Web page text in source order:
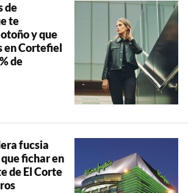
de
te
y que
en Cortefiel
de
fucsia
fichar en
de El Corte